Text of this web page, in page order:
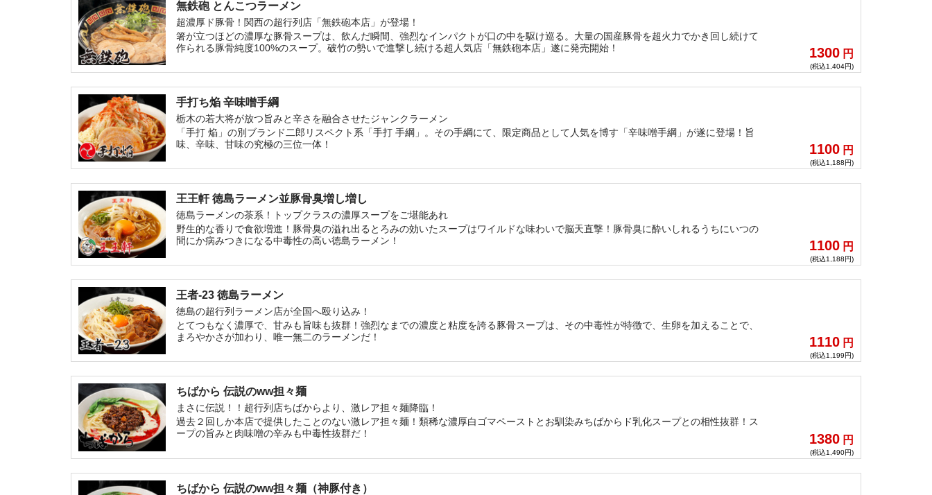
無鉄砲 とんこつラーメン
超濃厚ド豚骨！関西の超行列店「無鉄砲本店」が登場！
箸が立つほどの濃厚な豚骨スープは、飲んだ瞬間、強烈なインパクトが口の中を駆け巡る。大量の国産豚骨を超火力でかき回し続けて
作られる豚骨純度100%のスープ。破竹の勢いで進撃し続ける超人気店「無鉄砲本店」遂に発売開始！
1300 円
(税込1,404円)
手打ち焔 辛味噌手綱
栃木の若大将が放つ旨みと辛さを融合させたジャンクラーメン
「手打 焔」の別ブランド二郎リスペクト系「手打 手綱」。その手綱にて、限定商品として人気を博す「辛味噌手綱」が遂に登場！旨
味、辛味、甘味の究極の三位一体！
1100 円
(税込1,188円)
王王軒 徳島ラーメン並豚骨臭増し増し
徳島ラーメンの茶系！トップクラスの濃厚スープをご堪能あれ
野生的な香りで食欲増進！豚骨臭の溢れ出るとろみの効いたスープはワイルドな味わいで脳天直撃！豚骨臭に酔いしれるうちにいつの
間にか病みつきになる中毒性の高い徳島ラーメン！
1100 円
(税込1,188円)
王者-23 徳島ラーメン
徳島の超行列ラーメン店が全国へ殴り込み！
とてつもなく濃厚で、甘みも旨味も抜群！強烈なまでの濃度と粘度を誇る豚骨スープは、その中毒性が特徴で、生卵を加えることで、
まろやかさが加わり、唯一無二のラーメンだ！
1110 円
(税込1,199円)
ちばから 伝説のww担々麺
まさに伝説！！超行列店ちばからより、激レア担々麺降臨！
過去２回しか本店で提供したことのない激レア担々麺！類稀な濃厚白ゴマペーストとお馴染みちばからド乳化スープとの相性抜群！ス
ープの旨みと肉味噌の辛みも中毒性抜群だ！
1380 円
(税込1,490円)
ちばから 伝説のww担々麺（神豚付き）